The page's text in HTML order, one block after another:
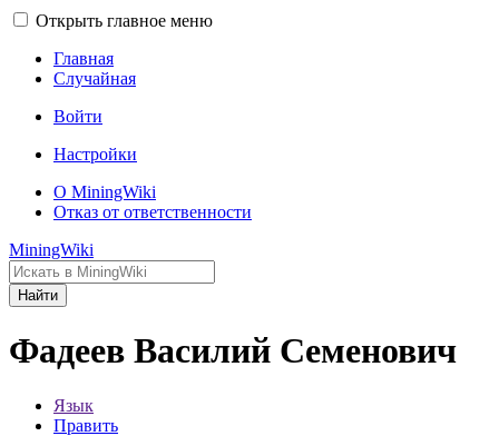
Открыть главное меню
Главная
Случайная
Войти
Настройки
О MiningWiki
Отказ от ответственности
MiningWiki
Найти
Фадеев Василий Семенович
Язык
Править